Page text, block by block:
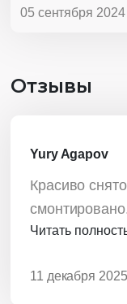
05 сентября 2024
Отзывы
Yury Agapov
Красиво
всё
Читать
11 декабря 2025